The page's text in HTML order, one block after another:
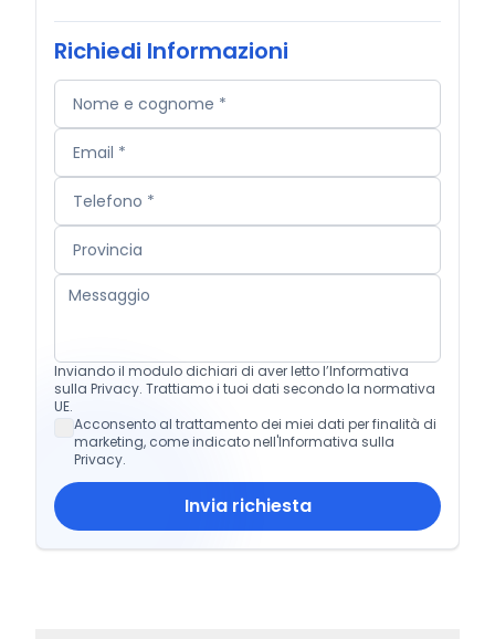
Richiedi Informazioni
Inviando il modulo dichiari di aver letto l’Informativa
sulla Privacy. Trattiamo i tuoi dati secondo la normativa
UE.
Acconsento al trattamento dei miei dati per finalità di
marketing, come indicato nell'Informativa sulla
Privacy.
Invia richiesta